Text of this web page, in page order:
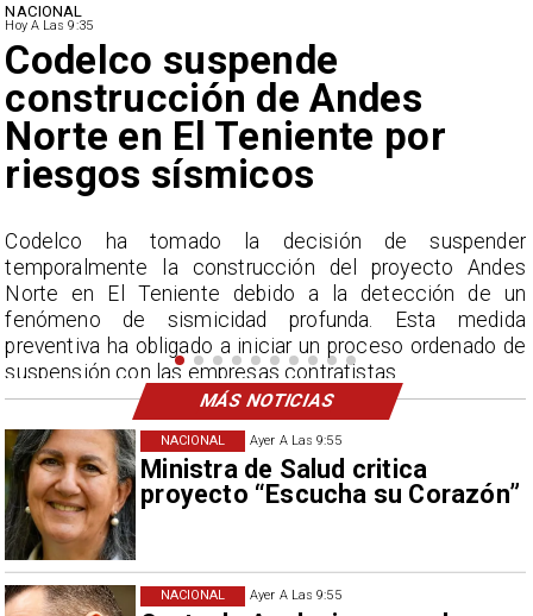
Ayer A Las 9:55
Ministra de Salud critica
proyecto “Escucha su Corazón”
NACIONAL
Ayer A Las 9:55
NACIONAL
NACIONAL
Hoy A Las 9:35
Lluvias históricas en Chile:
ciudades alcanzan máximos
nunca vistos
La Dirección Meteorológica de Chile reporta
acumulados sin precedentes en julio y pronostica lluvias
por encima del promedio en agosto.
MÁS NOTICIAS